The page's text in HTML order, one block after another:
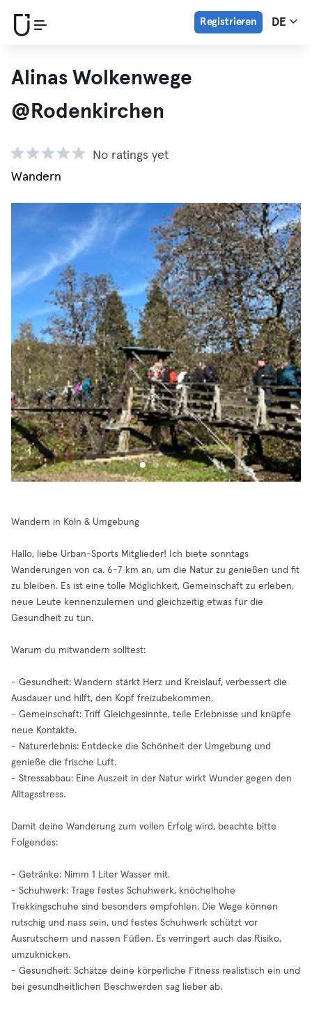
Registrieren DE
Alinas Wolkenwege
@Rodenkirchen
No ratings yet
Wandern
Wandern in Köln & Umgebung
Hallo, liebe Urban-Sports Mitglieder! Ich biete sonntags
Wanderungen von ca. 6-7 km an, um die Natur zu genießen und fit
zu bleiben. Es ist eine tolle Möglichkeit, Gemeinschaft zu erleben,
neue Leute kennenzulernen und gleichzeitig etwas für die
Gesundheit zu tun.
Warum du mitwandern solltest:
- Gesundheit: Wandern stärkt Herz und Kreislauf, verbessert die
Ausdauer und hilft, den Kopf freizubekommen.
- Gemeinschaft: Triff Gleichgesinnte, teile Erlebnisse und knüpfe
neue Kontakte.
- Naturerlebnis: Entdecke die Schönheit der Umgebung und
genieße die frische Luft.
- Stressabbau: Eine Auszeit in der Natur wirkt Wunder gegen den
Alltagsstress.
Damit deine Wanderung zum vollen Erfolg wird, beachte bitte
Folgendes:
- Getränke: Nimm 1 Liter Wasser mit.
- Schuhwerk: Trage festes Schuhwerk, knöchelhohe
Trekkingschuhe sind besonders empfohlen. Die Wege können
rutschig und nass sein, und festes Schuhwerk schützt vor
Ausrutschern und nassen Füßen. Es verringert auch das Risiko,
umzuknicken.
- Gesundheit: Schätze deine körperliche Fitness realistisch ein und
bei gesundheitlichen Beschwerden sag lieber ab.